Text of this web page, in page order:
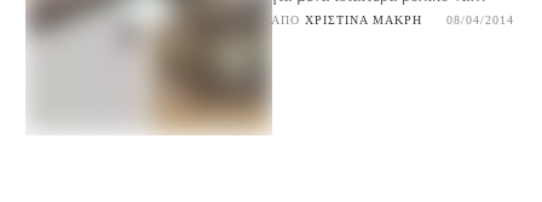
χρησιμοποιούνται μπροστά από
ΑΠΌ ΧΡΙΣΤΊΝΑ ΜΑΚΡΉ 08/04/2014